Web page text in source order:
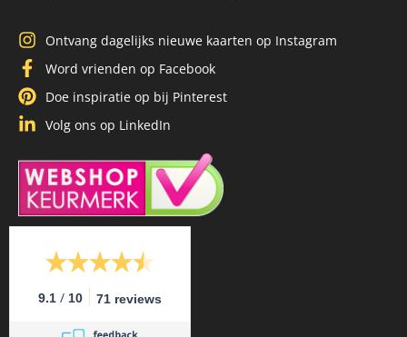
Ontvang dagelijks nieuwe kaarten op Instagram
Word vrienden op Facebook
Doe inspiratie op bij Pinterest
Volg ons op LinkedIn
9.1 / 10 71 reviews